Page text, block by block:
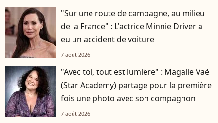
"Sur une route de campagne, au milieu
de la France" : L'actrice Minnie Driver a
eu un accident de voiture
7 août 2026
"Avec toi, tout est lumière" : Magalie Vaé
(Star Academy) partage pour la première
fois une photo avec son compagnon
7 août 2026